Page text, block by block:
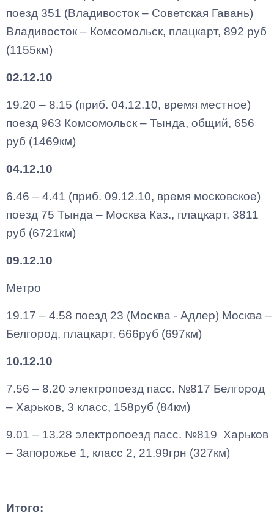
поезд 351 (Владивосток – Советская Гавань)
Владивосток – Комсомольск, плацкарт, 892 руб
(1155км)
02.12.10
19.20 – 8.15 (приб. 04.12.10, время местное)
поезд 963 Комсомольск – Тында, общий, 656
руб (1469км)
04.12.10
6.46 – 4.41 (приб. 09.12.10, время московское)
поезд 75 Тында – Москва Каз., плацкарт, 3811
руб (6721км)
09.12.10
Метро
19.17 – 4.58 поезд 23 (Москва - Адлер) Москва –
Белгород, плацкарт, 666руб (697км)
10.12.10
7.56 – 8.20 электропоезд пасс. №817 Белгород
– Харьков, 3 класс, 158руб (84км)
9.01 – 13.28 электропоезд пасс. №819 Харьков
– Запорожье 1, класс 2, 21.99грн (327км)
Итого: